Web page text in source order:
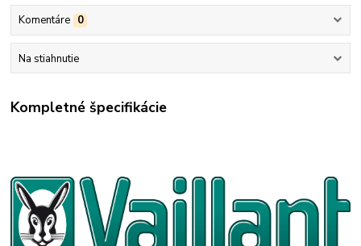
Komentáre 0
Na stiahnutie
Kompletné špecifikácie